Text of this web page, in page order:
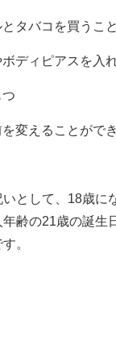
タバコを買うこ
ディピアスを入
変えることがで
として、18歳に
齢の21歳の誕生
。